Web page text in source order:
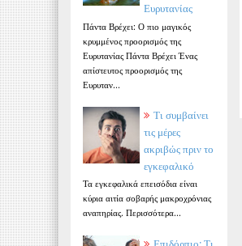
Ευρυτανίας
Πάντα Βρέχει: Ο πιο μαγικός
κρυμμένος προορισμός της
Ευρυτανίας Πάντα Βρέχει Ένας
απίστευτος προορισμός της
Ευρυταν...
Τι συμβαίνει
τις μέρες
ακριβώς πριν το
εγκεφαλικό
Τα εγκεφαλικά επεισόδια είναι
κύρια αιτία σοβαρής μακροχρόνιας
αναπηρίας. Περισσότερα...